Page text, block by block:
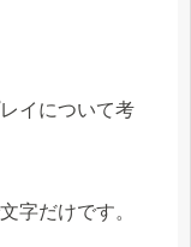
イについて考
字だけです。